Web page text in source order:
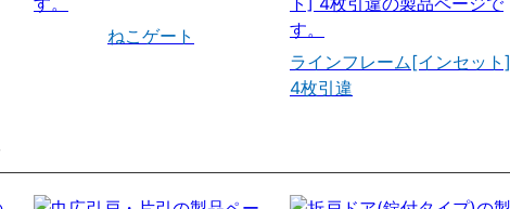
ねこゲート
ラインフレーム[インセット]
4枚引違